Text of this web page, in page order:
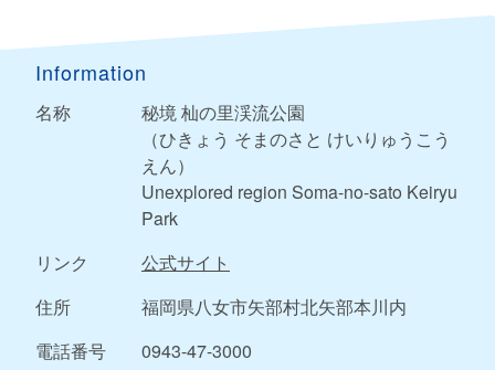
Information
名称
秘境 杣の里渓流公園
（ひきょう そまのさと けいりゅうこう
えん）
Unexplored region Soma-no-sato Keiryu
Park
リンク
公式サイト
住所
福岡県八女市矢部村北矢部本川内
電話番号
0943-47-3000